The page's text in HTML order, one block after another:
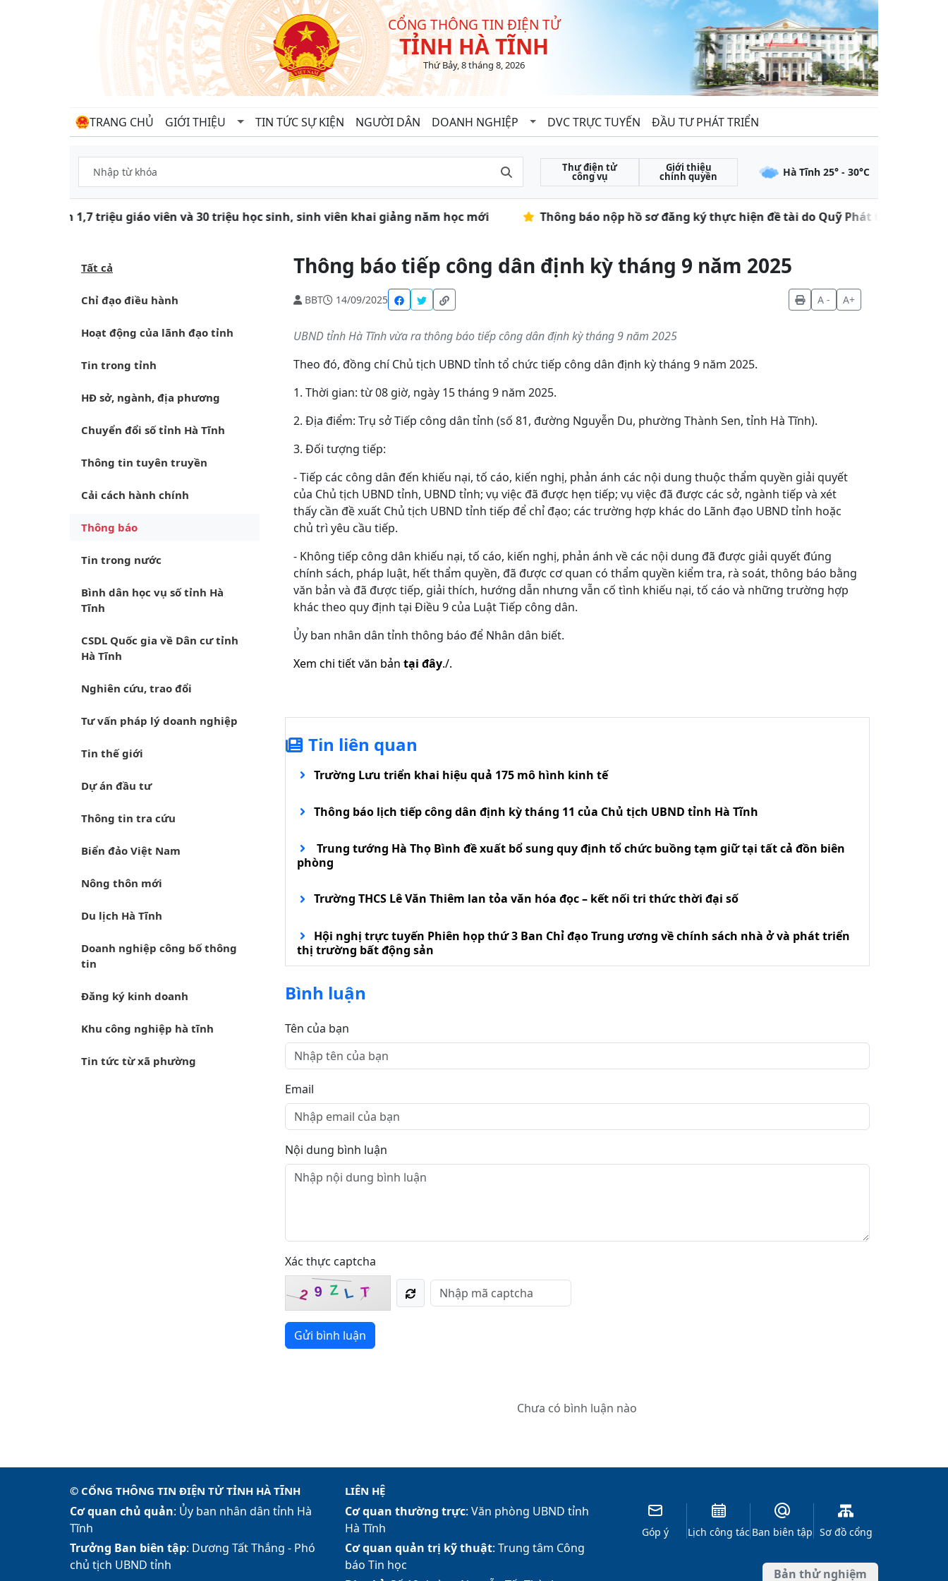
CỔNG THÔNG TIN ĐIỆN TỬ
TỈNH HÀ TĨNH
Thứ Bảy, 8 tháng 8, 2026
TRANG CHỦ GIỚI THIỆU TIN TỨC SỰ KIỆN NGƯỜI DÂN DOANH NGHIỆP DVC TRỰC TUYẾN ĐẦU TƯ PHÁT TRIỂN
Thư điện tử
công vụ
Giới thiệu
chính quyền Hà Tĩnh 25° - 30°C
Gần 1,7 triệu giáo viên và 30 triệu học sinh, sinh viên khai giảng năm học mới Thông báo nộp hồ sơ đăng ký thực hiện đề tài do Quỹ Phát triển khoa
Tất cả
Chỉ đạo điều hành
Hoạt động của lãnh đạo tỉnh
Tin trong tỉnh
HĐ sở, ngành, địa phương
Chuyển đổi số tỉnh Hà Tĩnh
Thông tin tuyên truyền
Cải cách hành chính
Thông báo
Tin trong nước
Bình dân học vụ số tỉnh Hà
Tĩnh
CSDL Quốc gia về Dân cư tỉnh
Hà Tĩnh
Nghiên cứu, trao đổi
Tư vấn pháp lý doanh nghiệp
Tin thế giới
Dự án đầu tư
Thông tin tra cứu
Biển đảo Việt Nam
Nông thôn mới
Du lịch Hà Tĩnh
Doanh nghiệp công bố thông
tin
Đăng ký kinh doanh
Khu công nghiệp hà tĩnh
Tin tức từ xã phường
Thông báo tiếp công dân định kỳ tháng 9 năm 2025
BBT 14/09/2025 A - A+
UBND tỉnh Hà Tĩnh vừa ra thông báo tiếp công dân định kỳ tháng 9 năm 2025
Theo đó, đồng chí Chủ tịch UBND tỉnh tổ chức tiếp công dân định kỳ tháng 9 năm 2025.
1. Thời gian: từ 08 giờ, ngày 15 tháng 9 năm 2025.
2. Địa điểm: Trụ sở Tiếp công dân tỉnh (số 81, đường Nguyễn Du, phường Thành Sen, tỉnh Hà Tĩnh).
3. Đối tượng tiếp:
- Tiếp các công dân đến khiếu nại, tố cáo, kiến nghị, phản ánh các nội dung thuộc thẩm quyền giải quyết
của Chủ tịch UBND tỉnh, UBND tỉnh; vụ việc đã được hẹn tiếp; vụ việc đã được các sở, ngành tiếp và xét
thấy cần đề xuất Chủ tịch UBND tỉnh tiếp để chỉ đạo; các trường hợp khác do Lãnh đạo UBND tỉnh hoặc
chủ trì yêu cầu tiếp.
- Không tiếp công dân khiếu nại, tố cáo, kiến nghị, phản ánh về các nội dung đã được giải quyết đúng
chính sách, pháp luật, hết thẩm quyền, đã được cơ quan có thẩm quyền kiểm tra, rà soát, thông báo bằng
văn bản và đã được tiếp, giải thích, hướng dẫn nhưng vẫn cố tình khiếu nại, tố cáo và những trường hợp
khác theo quy định tại Điều 9 của Luật Tiếp công dân.
Ủy ban nhân dân tỉnh thông báo để Nhân dân biết.
Xem chi tiết văn bản tại đây./.
Tin liên quan
Trường Lưu triển khai hiệu quả 175 mô hình kinh tế
Thông báo lịch tiếp công dân định kỳ tháng 11 của Chủ tịch UBND tỉnh Hà Tĩnh
Trung tướng Hà Thọ Bình đề xuất bổ sung quy định tổ chức buồng tạm giữ tại tất cả đồn biên
phòng
Trường THCS Lê Văn Thiêm lan tỏa văn hóa đọc – kết nối tri thức thời đại số
Hội nghị trực tuyến Phiên họp thứ 3 Ban Chỉ đạo Trung ương về chính sách nhà ở và phát triển
thị trường bất động sản
Bình luận
Tên của bạn
Email
Nội dung bình luận
Xác thực captcha
2 9 Z L T
Gửi bình luận
Chưa có bình luận nào
© CỔNG THÔNG TIN ĐIỆN TỬ TỈNH HÀ TĨNH
Cơ quan chủ quản: Ủy ban nhân dân tỉnh Hà
Tĩnh
Trưởng Ban biên tập: Dương Tất Thắng - Phó
chủ tịch UBND tỉnh
LIÊN HỆ
Cơ quan thường trực: Văn phòng UBND tỉnh
Hà Tĩnh
Cơ quan quản trị kỹ thuật: Trung tâm Công
báo Tin học
Góp ý Lịch công tác Ban biên tập Sơ đồ cổng
Bản thử nghiệm